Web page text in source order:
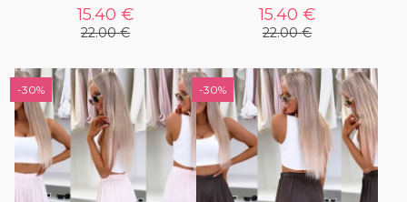
15.40 €
22.00 €
15.40 €
22.00 €
-30% -30%